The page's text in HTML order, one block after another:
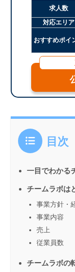
求人数
対応エリア
おすすめポイ
目次
一目でわかる
チームラボは
事業方針・
事業内容
売上
従業員数
チームラボの